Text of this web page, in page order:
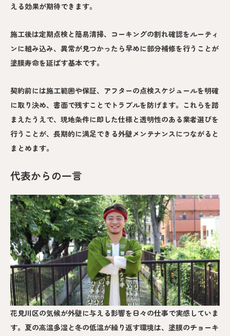
える効果が期待できます。
施工後は定期点検と簡易清掃、コーキングの割れ確認をルーティ
ンに組み込み、異常が見つかったら早めに部分補修を行うことが
塗膜寿命を延ばす基本です。
契約前には施工範囲や保証、アフターの点検スケジュールを明確
に取り決め、書面で残すことでトラブルを防げます。これらを踏
まえたうえで、現地条件に即した仕様と透明性のある業者選びを
行うことが、長期的に満足できる外壁メンテナンスにつながると
まとめます。
代表からの一言
花見川区の気候が外壁に与える影響を日々の仕事で実感していま
す。夏の高温多湿と冬の低温が繰り返す環境は、塗膜のチョーキ